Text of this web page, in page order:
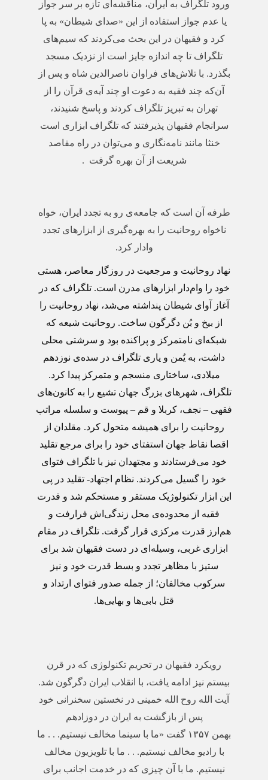
ورود تلگراف به ایران، مناقشه‌ای تازه بر سر جواز
یا عدم جواز استفاده از این «صدای شیطان» به پا
کرد و فقیهان در این بحث می‌کردند که سیم‌های
تلگراف تا چه اندازه جایز است از نزدیک مسجد
بگذرد. با تلاش‌های فراوان ناصرالدین شاه و پس از
آن‌که چند فقیه به دعوت او چند آیه‌ی قرآن را از
تهران به تبریز تلگراف کردند و پاسخ شنیدند،
سرانجام فقیهان پذیرفتند که تلگراف ابزاری است
خنثا مانند نامه‌نگاری و می‌توان در راه مقاصد
شریعت از آن‌ بهره گرفت .
طرفه آن است که جامعه‌ی رو به تجدد ایران، خواه
ناخواه روحانیت را به بهره‌گیری از ابزارهای تجدد
وادار کرد.
نهاد روحانیت و مرجعیت در روزگار معاصر، هستی
خود را وام‌دار ابزارهای مدرن است. تلگراف که در
آغاز آوای شیطان پنداشته می‌شد، نهاد روحانیت را
از بیخ و بُن دگرگون ساخت. روحانیت شیعه که
شبکه‌ای نامتمرکز و پراکنده بود و سرشتی محلی
داشت، به یُمن و یاری تلگراف در سده‌ی نوزدهم
میلادی، ساختاری منسجم و متمرکز پیدا کرد.
تلگراف، شهرهای بزرگ جهان تشیع را به کانون‌های
فقهی – نجف، کربلا و قم – پیوست و سلسله مراتب
روحانیت را برای همیشه متحول کرد. مقلدان از
اقصا نقاط جهان استفتای خود را برای مرجع تقلید
خود می‌فرستادند و مجتهدان نیز با تلگراف فتوای
خود را گسیل می‌کردند. نظام اجتهاد- تقلید در پی
این ابزار تکنولوژیک مستقر و مستحکم شد و قدرت
فقیه از محدوده‌ی محل زندگی‌اش فرارفت و
هم‌ارز قدرت مرکزی قرار گرفت. تلگراف در مقام
ابزاری غربی، وسیله‌ای در دست فقیهان شد برای
ستیز با مظاهر تجدد و بسط قدرت خود و نیز
سرکوب مخالفان؛ از جمله صدور فتوای ارتداد و
قتل بابی‌ها و بهایی‌ها.
رویکرد فقیهان در تحریم تکنولوژی که در قرن
بیستم نیز ادامه یافت، با انقلاب ایران دگرگون شد.
آیت الله روح الله خمینی در نخستین سخنرانی خود
پس از بازگشت به ایران در دوزادهم
بهمن ۱۳۵۷ گفت «ما با سینما مخالف نیستیم. . . ما
با رادیو مخالف نیستیم. . . ما با تلویزیون مخالف
نیستیم. ما با آن چیزی که در خدمت اجانب برای